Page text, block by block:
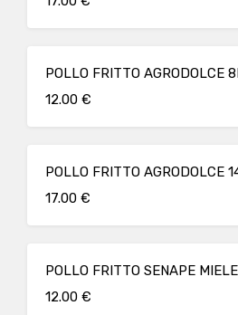
POLLO FRITTO AGRODOLCE
12.00 €
POLLO FRITTO AGRODOLCE
17.00 €
POLLO FRITTO SENAPE
12.00 €